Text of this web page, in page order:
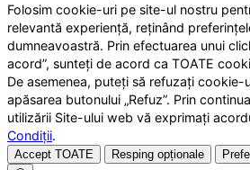
Folosim cookie-uri pe site-ul nostru
relevantă experiență, reținând
dumneavoastră. Prin efectuarea unui
acord”, sunteți de acord ca TOATE
De asemenea, puteți să refuzați cookie-
apăsarea butonului „Refuz”. Prin
utilizării Site-ului web vă exprimați
Condiții.
Accept TOATE Resping opționale